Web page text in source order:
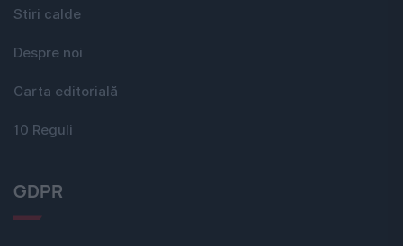
Stiri calde
Despre noi
Carta editorială
10 Reguli
GDPR